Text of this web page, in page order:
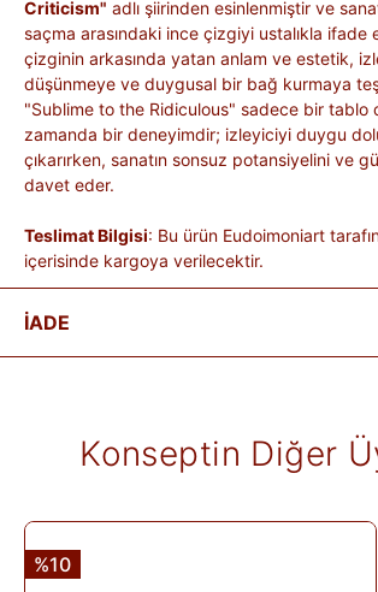
Criticism" adlı şiirinden esinlenmiştir ve
saçma arasındaki ince çizgiyi ustalıkla ifade
çizginin arkasında yatan anlam ve estetik,
düşünmeye ve duygusal bir bağ kurmaya
"Sublime to the Ridiculous" sadece bir tablo
zamanda bir deneyimdir; izleyiciyi duygu
çıkarırken, sanatın sonsuz potansiyelini ve
davet eder.
Teslimat Bilgisi: Bu ürün Eudoimoniart
içerisinde kargoya verilecektir.
İADE
mümkün olmayan ürünlerde iade kabul
teslim sırasında kargo tutanağı ile
ve ürüne göre değişiklik gösterebilir; bu
açıklamalarında yer alır.
İade edilen ürünler, iade şartlarına uygun
Konseptin Diğer
%10